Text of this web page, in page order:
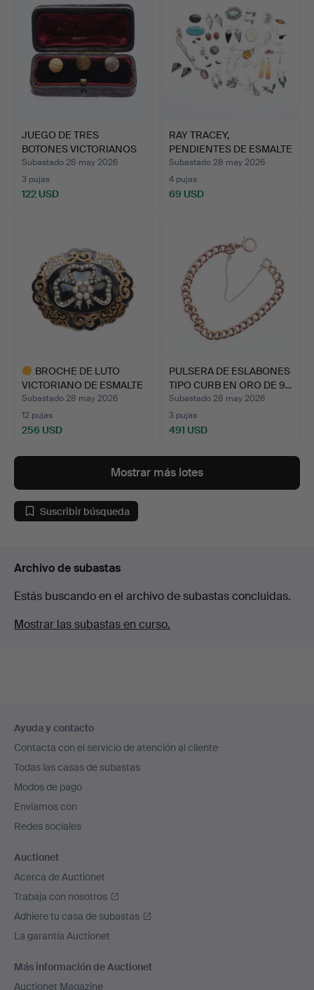
JUEGO DE TRES
BOTONES VICTORIANOS
DE ORO D…
Subastado 28 may 2026
3 pujas
122 USD
RAY TRACEY,
PENDIENTES DE ESMALTE
ESTILO P…
Subastado 28 may 2026
4 pujas
69 USD
BROCHE DE LUTO
VICTORIANO DE ESMALTE
NEGRO…
Subastado 28 may 2026
12 pujas
256 USD
seleccionado
PULSERA DE ESLABONES
TIPO CURB EN ORO DE 9…
Subastado 28 may 2026
3 pujas
491 USD
Mostrar más lotes
Suscribir búsqueda
Archivo de subastas
Estás buscando en el archivo de subastas concluidas.
Mostrar las subastas en curso.
en
el
pie
de
página
Ayuda y contacto
Contacta con el servicio de atención al cliente
Todas las casas de subastas
Modos de pago
Enviamos con
Redes sociales
Auctionet
Acerca de Auctionet
Trabaja con nosotros
Adhiere tu casa de subastas
La garantía Auctionet
Más información de Auctionet
Auctionet Magazine